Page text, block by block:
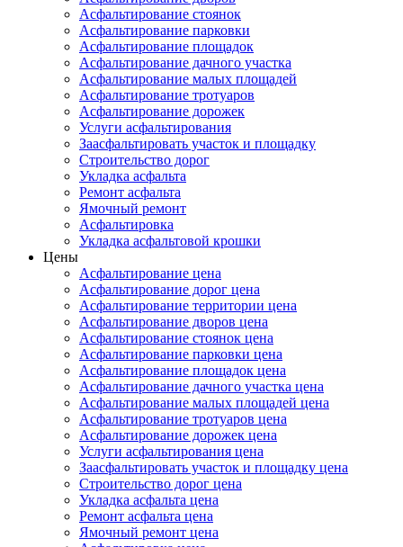
Асфальтирование стоянок
Асфальтирование парковки
Асфальтирование площадок
Асфальтирование дачного участка
Асфальтирование малых площадей
Асфальтирование тротуаров
Асфальтирование дорожек
Услуги асфальтирования
Заасфальтировать участок и площадку
Строительство дорог
Укладка асфальта
Ремонт асфальта
Ямочный ремонт
Асфальтировка
Укладка асфальтовой крошки
Цены
Асфальтирование цена
Асфальтирование дорог цена
Асфальтирование территории цена
Асфальтирование дворов цена
Асфальтирование стоянок цена
Асфальтирование парковки цена
Асфальтирование площадок цена
Асфальтирование дачного участка цена
Асфальтирование малых площадей цена
Асфальтирование тротуаров цена
Асфальтирование дорожек цена
Услуги асфальтирования цена
Заасфальтировать участок и площадку цена
Строительство дорог цена
Укладка асфальта цена
Ремонт асфальта цена
Ямочный ремонт цена